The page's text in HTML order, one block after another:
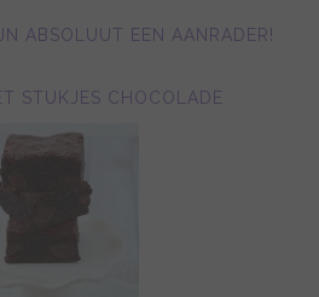
ABSOLUUT EEN AANRADER!
STUKJES CHOCOLADE